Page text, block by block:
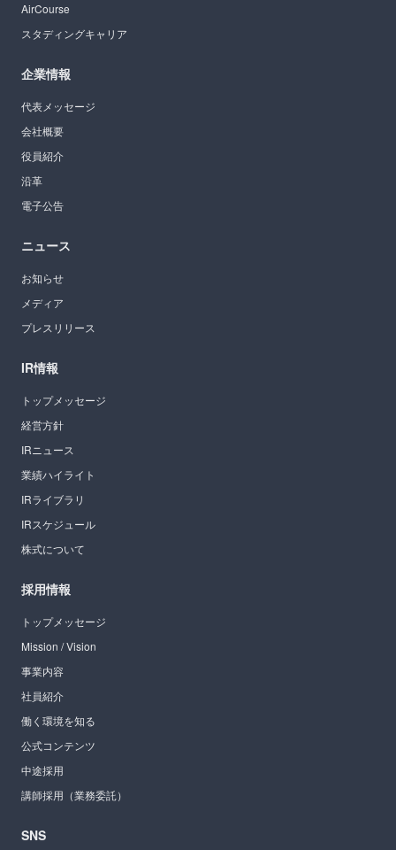
AirCourse
スタディングキャリア
企業情報
代表メッセージ
会社概要
役員紹介
沿革
電子公告
ニュース
お知らせ
メディア
プレスリリース
IR情報
トップメッセージ
経営方針
IRニュース
業績ハイライト
IRライブラリ
IRスケジュール
株式について
採用情報
トップメッセージ
Mission / Vision
事業内容
社員紹介
働く環境を知る
公式コンテンツ
中途採用
講師採用（業務委託）
SNS